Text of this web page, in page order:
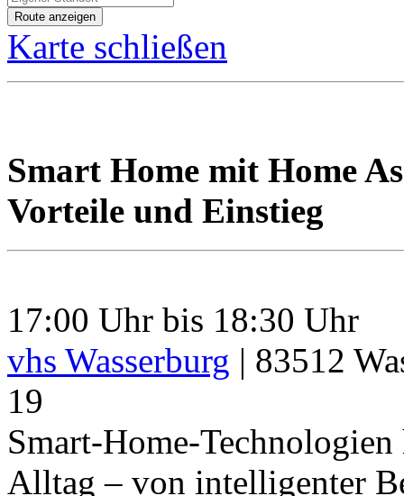
Karte schließen
Smart Home mit Home
Vorteile und Einstieg
17:00 Uhr bis 18:30 Uhr
vhs Wasserburg | 83512
19
Smart-Home-
Alltag – von intelligenter